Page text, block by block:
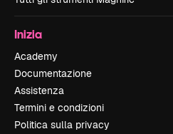
Inizia
Academy
Documentazione
Assistenza
Termini e condizioni
Politica sulla privacy